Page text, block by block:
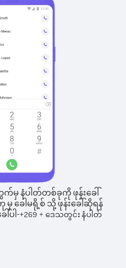
က်မှ နံပါတ်တစ်ခုကို ဖုန်းခေါ်
မှ ခေါမရို့စ် သို့ ဖုန်းခေါ်ဆိုရန်
ပါ-+269 + ဒေသတွင်း နံပါတ်